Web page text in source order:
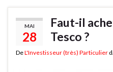
MAI
28
Faut-il
Tesco ?
DeL'Investisseur (très) Particulier